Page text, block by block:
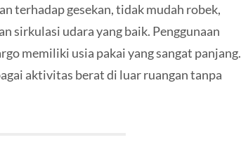
terhadap gesekan, tidak mudah robek,
sirkulasi udara yang baik. Penggunaan
memiliki usia pakai yang sangat panjang.
aktivitas berat di luar ruangan tanpa